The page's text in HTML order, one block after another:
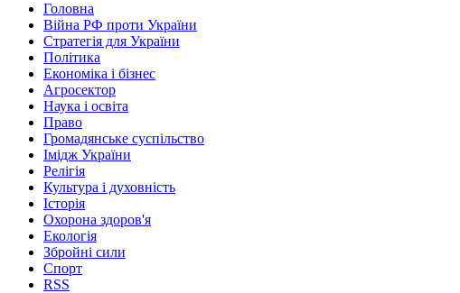
Головна
Війна РФ проти України
Стратегія для України
Політика
Економіка і бізнес
Агросектор
Наука і освіта
Право
Громадянське суспільство
Імідж України
Релігія
Культура і духовність
Історія
Охорона здоров'я
Екологія
Збройні сили
Спорт
RSS